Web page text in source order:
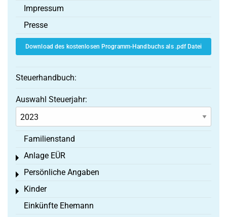
Impressum
Presse
Download des kostenlosen Programm-Handbuchs als .pdf Datei
Steuerhandbuch:
Auswahl Steuerjahr:
Familienstand
Anlage EÜR
Toggle menu
Persönliche Angaben
Toggle menu
Kinder
Toggle menu
Einkünfte Ehemann